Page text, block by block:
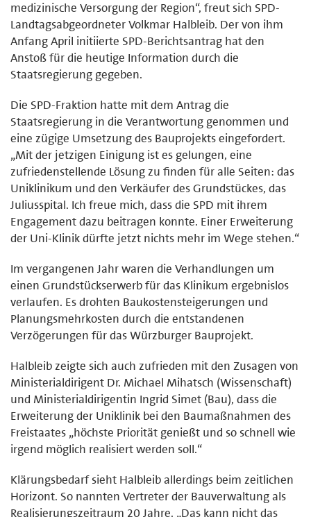
medizinische Versorgung der Region“, freut sich SPD-
Landtagsabgeordneter Volkmar Halbleib. Der von ihm
Anfang April initiierte SPD-Berichtsantrag hat den
Anstoß für die heutige Information durch die
Staatsregierung gegeben.
Die SPD-Fraktion hatte mit dem Antrag die
Staatsregierung in die Verantwortung genommen und
eine zügige Umsetzung des Bauprojekts eingefordert.
„Mit der jetzigen Einigung ist es gelungen, eine
zufriedenstellende Lösung zu finden für alle Seiten: das
Uniklinikum und den Verkäufer des Grundstückes, das
Juliusspital. Ich freue mich, dass die SPD mit ihrem
Engagement dazu beitragen konnte. Einer Erweiterung
der Uni-Klinik dürfte jetzt nichts mehr im Wege stehen.“
Im vergangenen Jahr waren die Verhandlungen um
einen Grundstückserwerb für das Klinikum ergebnislos
verlaufen. Es drohten Baukostensteigerungen und
Planungsmehrkosten durch die entstandenen
Verzögerungen für das Würzburger Bauprojekt.
Halbleib zeigte sich auch zufrieden mit den Zusagen von
Ministerialdirigent Dr. Michael Mihatsch (Wissenschaft)
und Ministerialdirigentin Ingrid Simet (Bau), dass die
Erweiterung der Uniklinik bei den Baumaßnahmen des
Freistaates „höchste Priorität genießt und so schnell wie
irgend möglich realisiert werden soll.“
Klärungsbedarf sieht Halbleib allerdings beim zeitlichen
Horizont. So nannten Vertreter der Bauverwaltung als
Realisierungszeitraum 20 Jahre. „Das kann nicht das